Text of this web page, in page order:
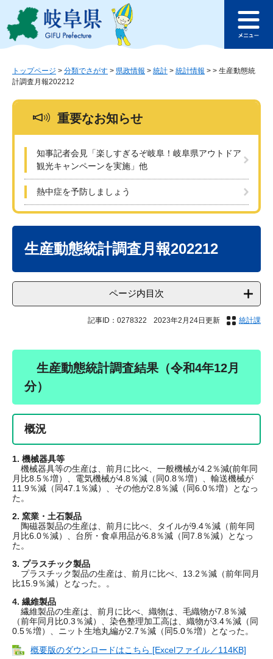
ジ
ュ
このページの本文へ
ュ
トップページ > 分類でさがす > 県政情報 > 統計 > 統計情報 > > 生産動態統
計調査月報202212
重要なお知らせ
知事記者会見「楽しすぎるぞ岐阜！岐阜県アウトドア
観光キャンペーンを実施」他
熱中症を予防しましょう
生産動態統計調査月報202212
ページ内目次
記事ID：0278322 2023年2月24日更新 統計課
生産動態統計調査結果（令和4年12月
分）
概況
1. 機械器具等
機械器具等の生産は、前月に比べ、一般機械が4.2％減(前年同
月比8.5％増）、電気機械が4.8％減（同0.8％増）、輸送機械が
11.9％減（同47.1％減）、その他が2.8％減（同6.0％増）となっ
た。
2. 窯業・土石製品
陶磁器製品の生産は、前月に比べ、タイルが9.4％減（前年同
月比6.0％減）、台所・食卓用品が6.8％減（同7.8％減）となっ
た。
3. プラスチック製品
プラスチック製品の生産は、前月に比べ、13.2％減（前年同月
比15.9％減）となった。。
4. 繊維製品
繊維製品の生産は、前月に比べ、織物は、毛織物が7.8％減
（前年同月比0.3％減）、染色整理加工高は、織物が3.4％減（同
0.5％増）、ニット生地丸編が2.7％減（同5.0％増）となった。
概要版のダウンロードはこちら [Excelファイル／114KB]